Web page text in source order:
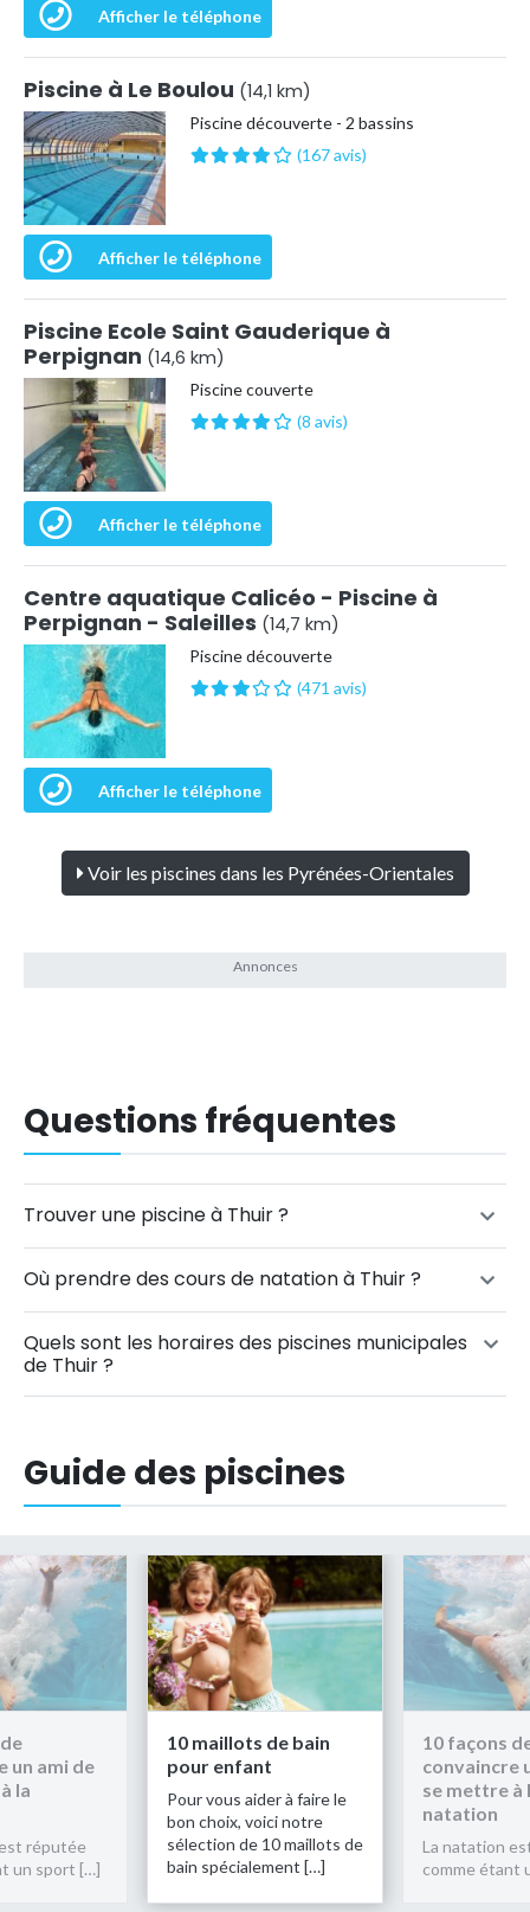
Afficher le téléphone
Piscine à Le Boulou (14,1 km)
Piscine découverte - 2 bassins
(167 avis)
Afficher le téléphone
Piscine Ecole Saint Gauderique à
Perpignan (14,6 km)
Piscine couverte
(8 avis)
Afficher le téléphone
Centre aquatique Calicéo - Piscine à
Perpignan - Saleilles (14,7 km)
Piscine découverte
(471 avis)
Afficher le téléphone
Voir les piscines dans les Pyrénées-Orientales
Questions fréquentes
Trouver une piscine à Thuir ?
Où prendre des cours de natation à Thuir ?
Quels sont les horaires des piscines municipales
de Thuir ?
Guide des piscines
un ami de
la
réputée
un sport […]
10 maillots de bain
pour enfant
Pour vous aider à faire le
bon choix, voici notre
sélection de 10 maillots de
bain spécialement […]
10 façons
convaincre
se mettre à
natation
La natation
comme étant